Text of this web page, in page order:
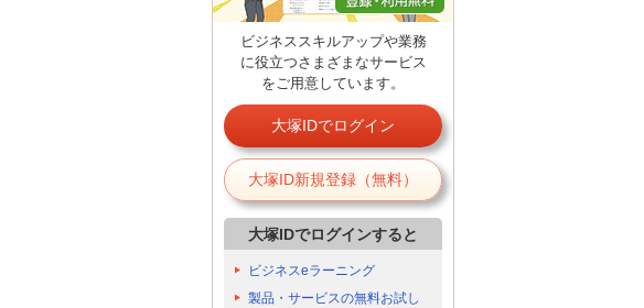
ビジネススキルアップや業務
に役立つさまざまなサービス
をご用意しています。
大塚IDでログイン
大塚ID新規登録（無料）
大塚IDでログインすると
ビジネスeラーニング
製品・サービスの無料お試し